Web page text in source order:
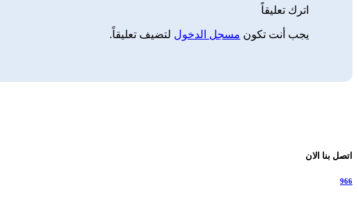
اترك تعليقاً
يجب أنت تكون مسجل الدخول لتضيف تعليقاً.
اتصل بنا الان
966